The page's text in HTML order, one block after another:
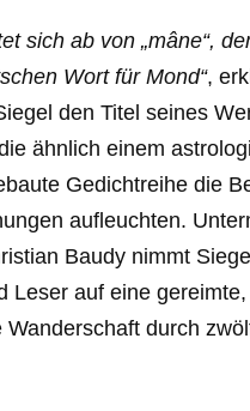
sich ab von „mâne“,
Wort für Mond“,
den Titel seines
ähnlich einem
Gedichtreihe die
aufleuchten.
Baudy nimmt
Leser auf eine
Wanderschaft durch